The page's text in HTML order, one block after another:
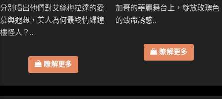
分別唱出他們對艾絲梅拉達的愛
慕與遐想，美人為何最終情歸鐘
樓怪人？..
瞭解更多
加哥的華麗舞台上，綻放玫瑰色
的致命誘惑..
瞭解更多